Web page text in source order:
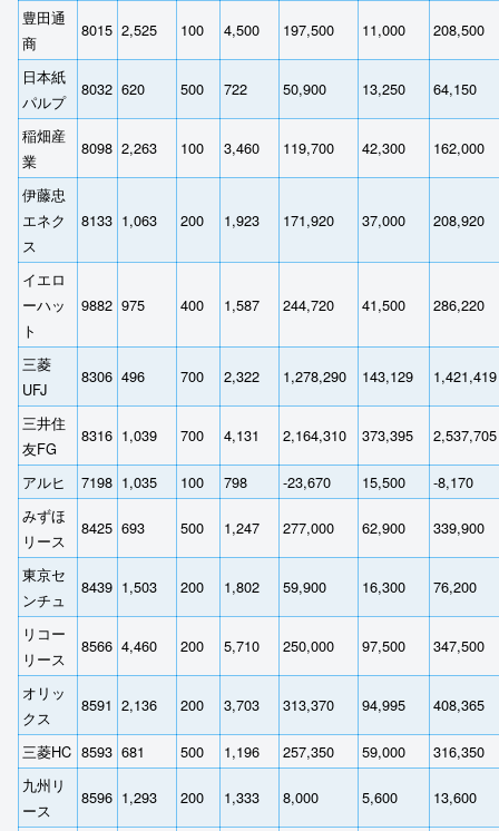
豊田通
商
8015 2,525 100 4,500 197,500 11,000 208,500
日本紙
パルプ
8032 620 500 722 50,900 13,250 64,150
稲畑産
業
8098 2,263 100 3,460 119,700 42,300 162,000
伊藤忠
エネク
ス
8133 1,063 200 1,923 171,920 37,000 208,920
イエロ
ーハッ
ト
9882 975 400 1,587 244,720 41,500 286,220
三菱
UFJ
8306 496 700 2,322 1,278,290 143,129 1,421,419
三井住
友FG
8316 1,039 700 4,131 2,164,310 373,395 2,537,705
アルヒ 7198 1,035 100 798 -23,670 15,500
-8,170
みずほ
リース
8425 693 500 1,247 277,000 62,900 339,900
東京セ
ンチュ
8439 1,503 200 1,802 59,900 16,300 76,200
リコー
リース
8566 4,460 200 5,710 250,000 97,500 347,500
オリッ
クス
8591 2,136 200 3,703 313,370 94,995 408,365
三菱HC 8593 681 500 1,196 257,350 59,000
316,350
九州リ
ース
8596 1,293 200 1,333 8,000 5,600 13,600